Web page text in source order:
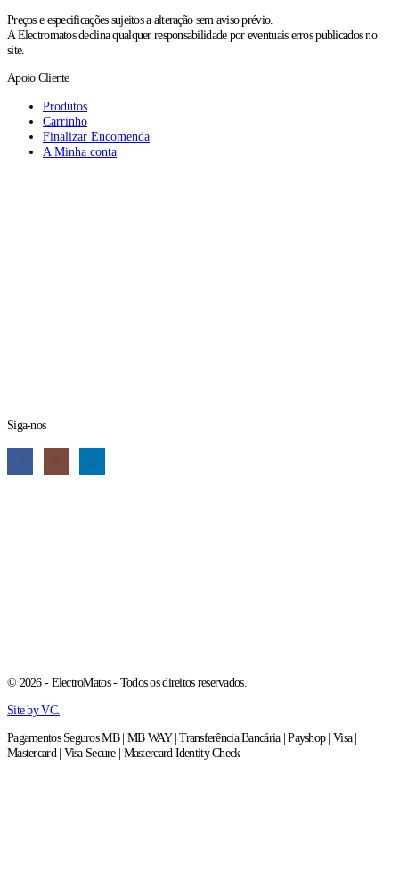
Preços e especificações sujeitos a alteração sem aviso prévio.
A Electromatos declina qualquer responsabilidade por eventuais erros publicados no
site.
Apoio Cliente
Produtos
Carrinho
Finalizar Encomenda
A Minha conta
Siga-nos
© 2026 - ElectroMatos - Todos os direitos reservados.
Site by VC.
Pagamentos Seguros MB | MB WAY | Transferência Bancária | Payshop | Visa |
Mastercard | Visa Secure | Mastercard Identity Check